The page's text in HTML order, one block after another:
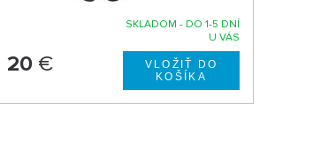
SKLADOM - DO 1-5 DNÍ
U VÁS
20€